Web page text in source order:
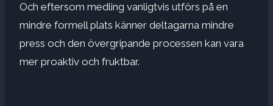
Och eftersom medling vanligtvis utförs på en
mindre formell plats känner deltagarna mindre
press och den övergripande processen kan vara
mer proaktiv och fruktbar.